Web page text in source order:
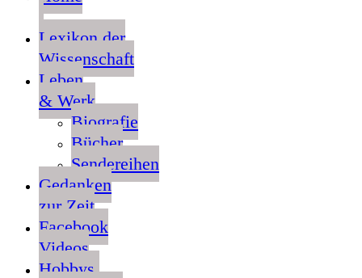
Lexikon der
Wissenschaft
Leben
& Werk
Biografie
Bücher
Sendereihen
Gedanken
zur Zeit
Facebook
Videos
Hobbys,